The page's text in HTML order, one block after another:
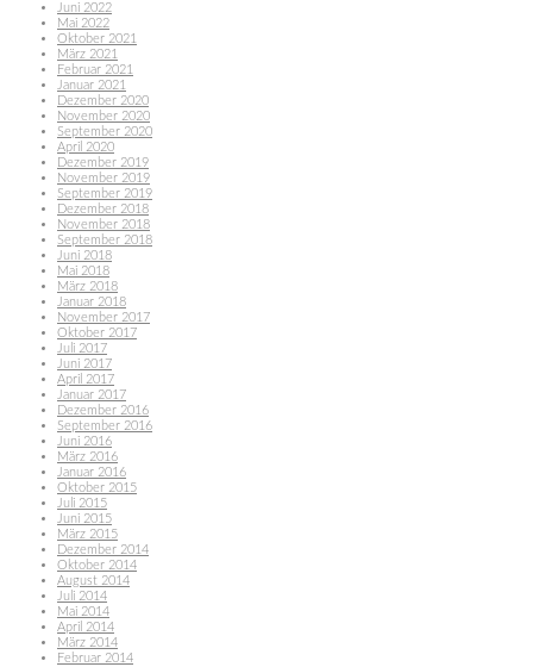
Juni 2022
Mai 2022
Oktober 2021
März 2021
Februar 2021
Januar 2021
Dezember 2020
November 2020
September 2020
April 2020
Dezember 2019
November 2019
September 2019
Dezember 2018
November 2018
September 2018
Juni 2018
Mai 2018
März 2018
Januar 2018
November 2017
Oktober 2017
Juli 2017
Juni 2017
April 2017
Januar 2017
Dezember 2016
September 2016
Juni 2016
März 2016
Januar 2016
Oktober 2015
Juli 2015
Juni 2015
März 2015
Dezember 2014
Oktober 2014
August 2014
Juli 2014
Mai 2014
April 2014
März 2014
Februar 2014